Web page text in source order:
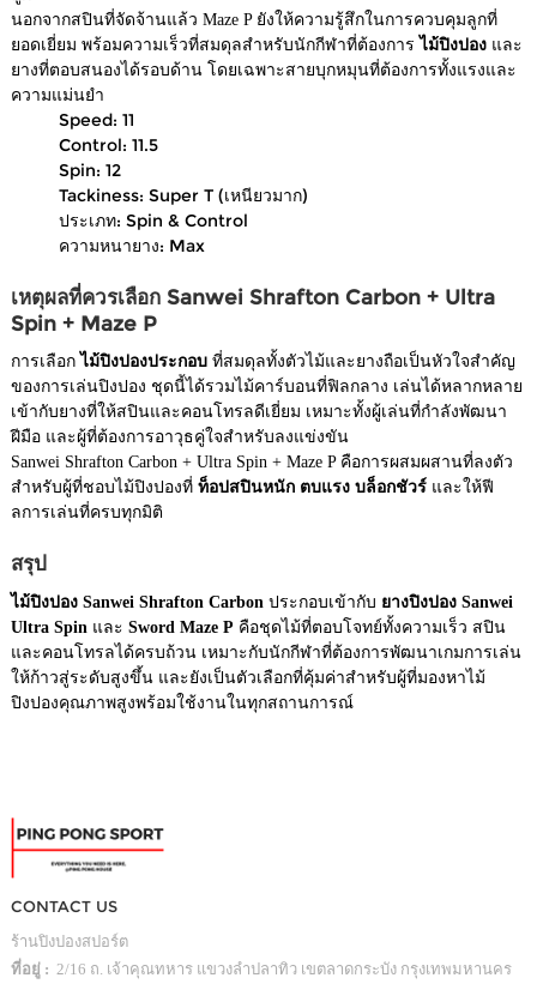
นอกจากสปินที่จัดจ้านแล้ว Maze P ยังให้ความรู้สึกในการควบคุมลูกที่
ยอดเยี่ยม พร้อมความเร็วที่สมดุลสำหรับนักกีฬาที่ต้องการไม้ปิงปอง และ
ยางที่ตอบสนองได้รอบด้าน โดยเฉพาะสายบุกหมุนที่ต้องการทั้งแรงและ
ความแม่นยำ
Speed: 11
Control: 11.5
Spin: 12
Tackiness: Super T (เหนียวมาก)
ประเภท: Spin & Control
ความหนายาง: Max
เหตุผลที่ควรเลือก Sanwei Shrafton Carbon + Ultra
Spin + Maze P
การเลือก ไม้ปิงปองประกอบ ที่สมดุลทั้งตัวไม้และยางถือเป็นหัวใจสำคัญ
ของการเล่นปิงปอง ชุดนี้ได้รวมไม้คาร์บอนที่ฟิลกลาง เล่นได้หลากหลาย
เข้ากับยางที่ให้สปินและคอนโทรลดีเยี่ยม เหมาะทั้งผู้เล่นที่กำลังพัฒนา
ฝีมือ และผู้ที่ต้องการอาวุธคู่ใจสำหรับลงแข่งขัน
Sanwei Shrafton Carbon + Ultra Spin + Maze P คือการผสมผสานที่ลงตัว
สำหรับผู้ที่ชอบไม้ปิงปองที่ ท็อปสปินหนัก ตบแรง บล็อกชัวร์ และให้ฟี
ลการเล่นที่ครบทุกมิติ
สรุป
ไม้ปิงปอง Sanwei Shrafton Carbon ประกอบเข้ากับ ยางปิงปอง Sanwei
Ultra Spin และ Sword Maze P คือชุดไม้ที่ตอบโจทย์ทั้งความเร็ว สปิน
และคอนโทรลได้ครบถ้วน เหมาะกับนักกีฬาที่ต้องการพัฒนาเกมการเล่น
ให้ก้าวสู่ระดับสูงขึ้น และยังเป็นตัวเลือกที่คุ้มค่าสำหรับผู้ที่มองหาไม้
ปิงปองคุณภาพสูงพร้อมใช้งานในทุกสถานการณ์
CONTACT US
ร้านปิงปองสปอร์ต
ที่อยู่ : 2/16 ถ. เจ้าคุณทหาร แขวงลำปลาทิว เขตลาดกระบัง กรุงเทพมหานคร